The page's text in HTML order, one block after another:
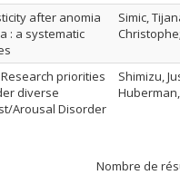
after anomia
: a systematic
Simic,
priorities
diverse
Arousal Disorder
Shimizu,
Nombre de